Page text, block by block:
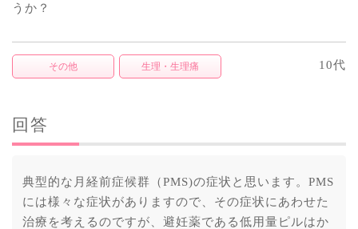
うか？
その他 生理・生理痛 10代
回答
典型的な月経前症候群（PMS)の症状と思います。PMS
には様々な症状がありますので、その症状にあわせた
治療を考えるのですが、避妊薬である低用量ピルはか